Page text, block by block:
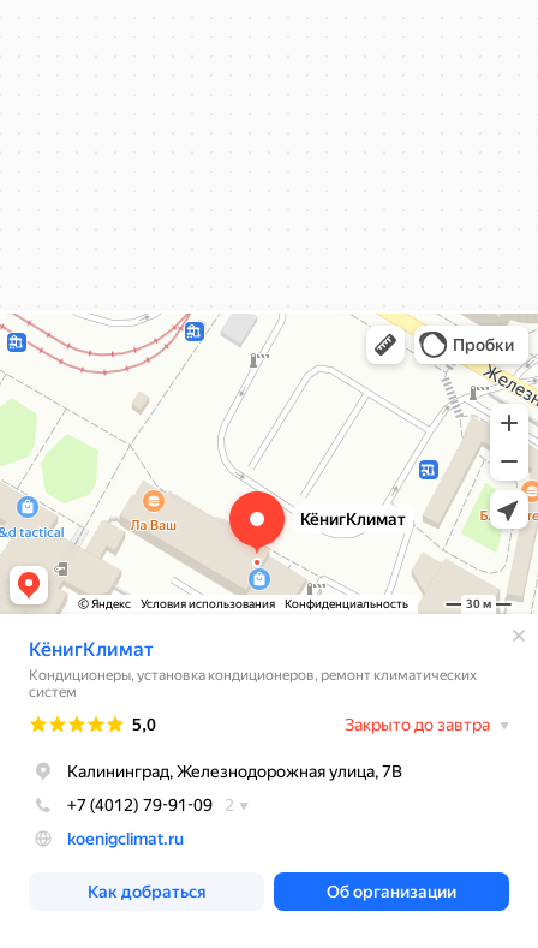
КёнигКлимат
Кондиционеры в Калининграде
Установка кондиционеров в Калининграде